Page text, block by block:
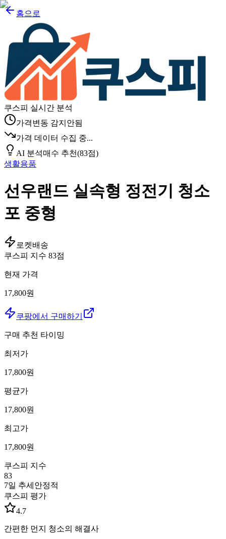
홈으로
쿠스피 실시간 분석
가격변동 감지안됨
가격 데이터 수집 중...
AI 분석매수 추천(83점)
생활용품
선우랜드 실속형 정전기 청소
포 중형
로켓배송
쿠스피 지수 83점
현재 가격
17,800원
쿠팡에서 구매하기
구매 추천 타이밍
최저가
17,800원
평균가
17,800원
최고가
17,800원
쿠스피 지수
83
7일 추세 안정적
쿠스피 평가
4.7
간편한 먼지 청소의 해결사